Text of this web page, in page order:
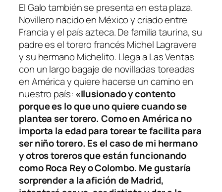
El Galo también se presenta en esta plaza.
Novillero nacido en México y criado entre
Francia y el país azteca. De familia taurina, su
padre es el torero francés Michel Lagravere
y su hermano Michelito. Llega a Las Ventas
con un largo bagaje de novilladas toreadas
en América y quiere hacerse un camino en
nuestro país: «Ilusionado y contento
porque es lo que uno quiere cuando se
plantea ser torero. Como en América no
importa la edad para torear te facilita para
ser niño torero. Es el caso de mi hermano
y otros toreros que están funcionando
como Roca Rey o Colombo. Me gustaría
sorprender a la afición de Madrid,